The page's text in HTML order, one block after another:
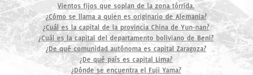
Vientos fijos que soplan de la zona tórrida.
¿Cómo se llama a quien es originario de Alemania?
¿Cuál es la capital de la provincia China de Yun-nan?
¿Cuál es la capital del departamento boliviano de Beni?
¿De qué comunidad autónoma es capital Zaragoza?
¿De qué país es capital Lima?
¿Dónde se encuentra el Fuji Yama?